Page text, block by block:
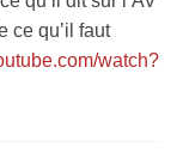
ce qu’il faut
watch?